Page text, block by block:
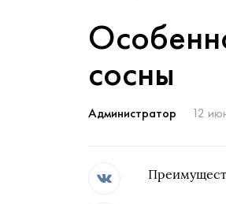
сосны
Администратор 12